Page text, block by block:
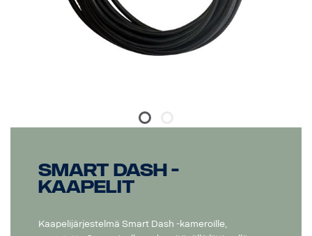
Smart Dash -
kaapelit
Kaapelijärjestelmä Smart Dash -kameroille,